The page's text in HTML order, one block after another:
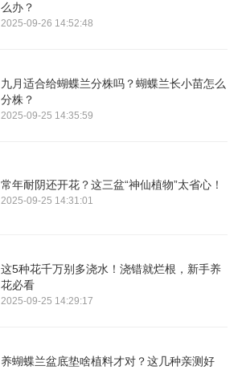
么办？
2025-09-26 14:52:48
九月适合给蝴蝶兰分株吗？蝴蝶兰长小苗怎么
分株？
2025-09-25 14:35:59
常年耐阴还开花？这三盆“神仙植物”太省心！
2025-09-25 14:31:01
这5种花千万别多浇水！浇错就烂根，新手养
花必看
2025-09-25 14:29:17
养蝴蝶兰盆底垫啥植料才对？这几种亲测好